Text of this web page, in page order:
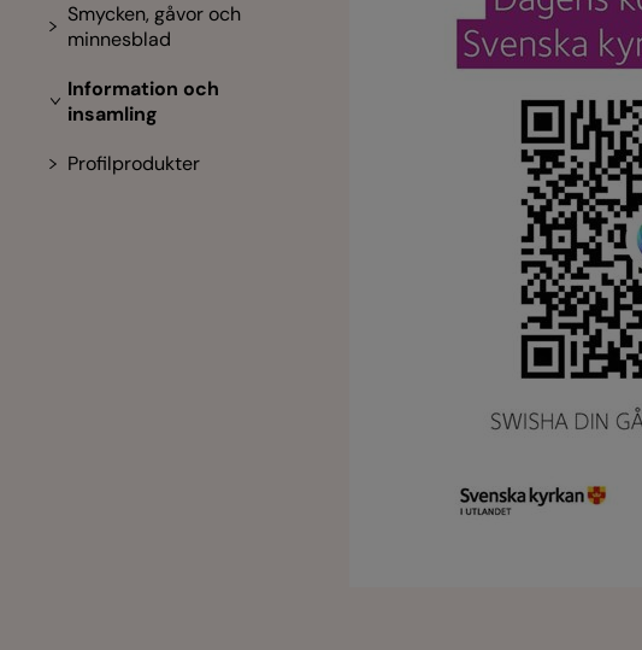
Smycken, gåvor och
minnesblad
Information och
insamling
Profilprodukter